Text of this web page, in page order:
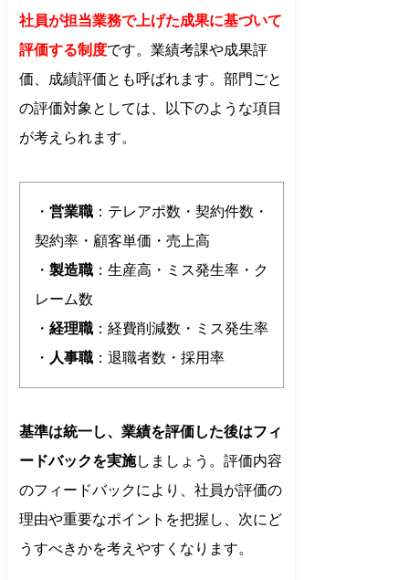
社員が担当業務で上げた成果に基づいて
評価する制度です。業績考課や成果評
価、成績評価とも呼ばれます。部門ごと
の評価対象としては、以下のような項目
が考えられます。
・ 営業職：テレアポ数・契約件数・
契約率・顧客単価・売上高
・ 製造職：生産高・ミス発生率・ク
レーム数
・ 経理職：経費削減数・ミス発生率
・ 人事職：退職者数・採用率
基準は統一し、業績を評価した後はフィ
ードバックを実施しましょう。評価内容
のフィードバックにより、社員が評価の
理由や重要なポイントを把握し、次にど
うすべきかを考えやすくなります。